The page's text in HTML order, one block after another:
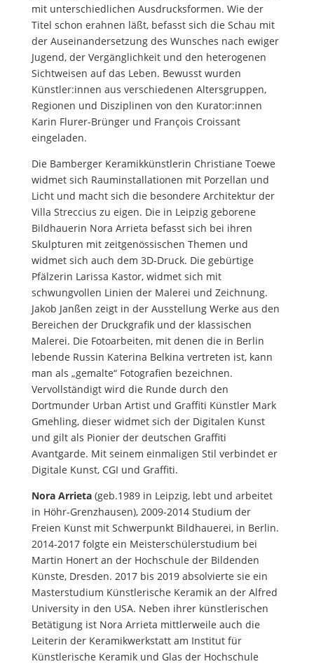
mit unterschiedlichen Ausdrucksformen. Wie der
Titel schon erahnen läßt, befasst sich die Schau mit
der Auseinandersetzung des Wunsches nach ewiger
Jugend, der Vergänglichkeit und den heterogenen
Sichtweisen auf das Leben. Bewusst wurden
Künstler:innen aus verschiedenen Altersgruppen,
Regionen und Disziplinen von den Kurator:innen
Karin Flurer-Brünger und François Croissant
eingeladen.
Die Bamberger Keramikkünstlerin Christiane Toewe
widmet sich Rauminstallationen mit Porzellan und
Licht und macht sich die besondere Architektur der
Villa Streccius zu eigen. Die in Leipzig geborene
Bildhauerin Nora Arrieta befasst sich bei ihren
Skulpturen mit zeitgenössischen Themen und
widmet sich auch dem 3D-Druck. Die gebürtige
Pfälzerin Larissa Kastor, widmet sich mit
schwungvollen Linien der Malerei und Zeichnung.
Jakob Janßen zeigt in der Ausstellung Werke aus den
Bereichen der Druckgrafik und der klassischen
Malerei. Die Fotoarbeiten, mit denen die in Berlin
lebende Russin Katerina Belkina vertreten ist, kann
man als „gemalte“ Fotografien bezeichnen.
Vervollständigt wird die Runde durch den
Dortmunder Urban Artist und Graffiti Künstler Mark
Gmehling, dieser widmet sich der Digitalen Kunst
und gilt als Pionier der deutschen Graffiti
Avantgarde. Mit seinem einmaligen Stil verbindet er
Digitale Kunst, CGI und Graffiti.
Nora Arrieta(geb.1989 in Leipzig, lebt und arbeitet
in Höhr-Grenzhausen), 2009-2014 Studium der
Freien Kunst mit Schwerpunkt Bildhauerei, in Berlin.
2014-2017 folgte ein Meisterschülerstudium bei
Martin Honert an der Hochschule der Bildenden
Künste, Dresden. 2017 bis 2019 absolvierte sie ein
Masterstudium Künstlerische Keramik an der Alfred
University in den USA. Neben ihrer künstlerischen
Betätigung ist Nora Arrieta mittlerweile auch die
Leiterin der Keramikwerkstatt am Institut für
Künstlerische Keramik und Glas der Hochschule